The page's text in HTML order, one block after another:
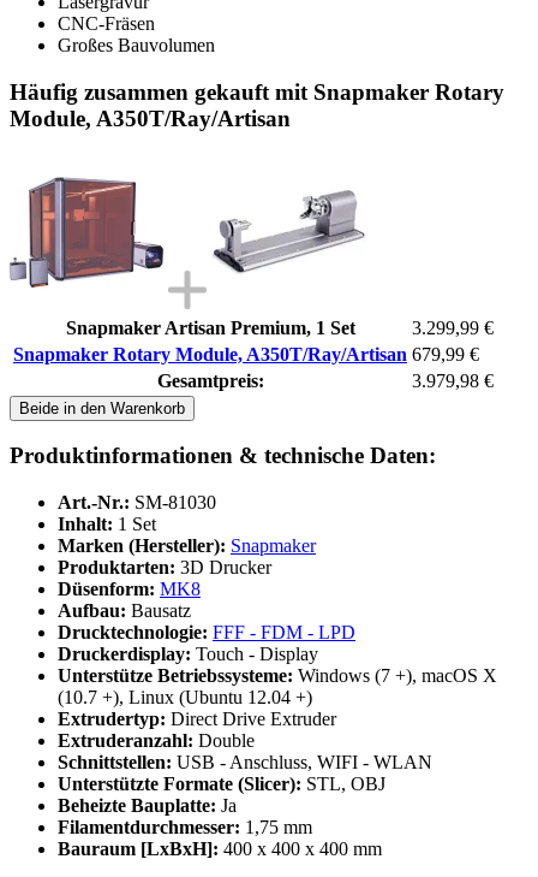
CNC-Fräsen
Großes Bauvolumen
Häufig zusammen gekauft mit Snapmaker Rotary
Module, A350T/Ray/Artisan
Snapmaker Artisan Premium, 1 Set
3.299,99 €
Snapmaker Rotary Module, A350T/Ray/Artisan 679,99 €
Gesamtpreis:
3.979,98 €
Beide in den Warenkorb
Produktinformationen & technische Daten:
Art.-Nr.: SM-81030
Inhalt: 1 Set
Marken (Hersteller): Snapmaker
Produktarten: 3D Drucker
Düsenform: MK8
Aufbau: Bausatz
Drucktechnologie: FFF - FDM - LPD
Druckerdisplay: Touch - Display
Unterstütze Betriebssysteme: Windows (7 +), macOS X
(10.7 +), Linux (Ubuntu 12.04 +)
Extrudertyp: Direct Drive Extruder
Extruderanzahl: Double
Schnittstellen: USB - Anschluss, WIFI - WLAN
Unterstützte Formate (Slicer): STL, OBJ
Beheizte Bauplatte: Ja
Filamentdurchmesser: 1,75 mm
Bauraum [LxBxH]: 400 x 400 x 400 mm